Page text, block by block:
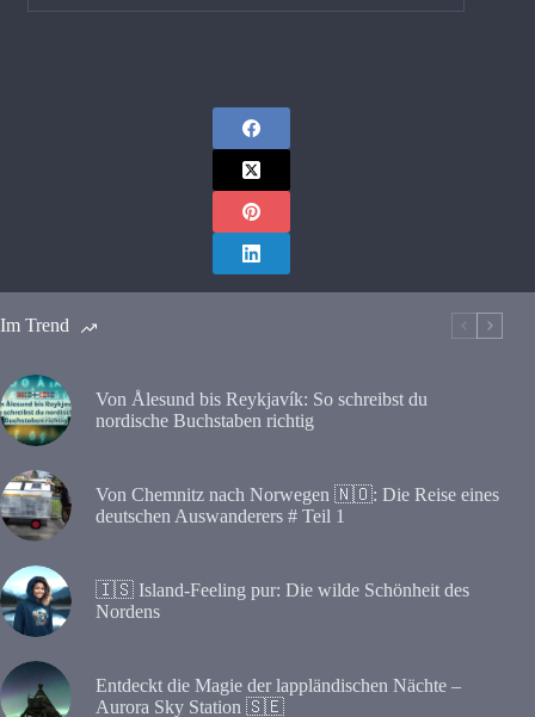
Im Trend
Von Ålesund bis Reykjavík: So schreibst du
nordische Buchstaben richtig
Von Chemnitz nach Norwegen 🇳🇴: Die Reise eines
deutschen Auswanderers # Teil 1
🇮🇸 Island-Feeling pur: Die wilde Schönheit des
Nordens
Entdeckt die Magie der lappländischen Nächte –
Aurora Sky Station 🇸🇪